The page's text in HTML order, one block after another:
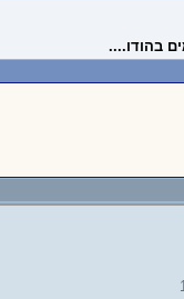
בהודו....